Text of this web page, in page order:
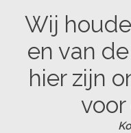
Wij
en van
hier zijn